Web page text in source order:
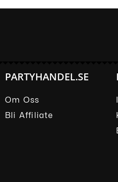
PARTYHANDEL.SE
Om Oss
Bli Affiliate